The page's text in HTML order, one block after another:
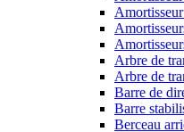
Arbre de
Arbre de
Barre de
Barre
Berceau